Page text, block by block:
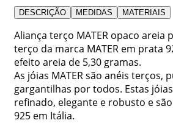
DESCRIÇÃO MEDIDAS MATERIAIS
Aliança terço MATER opaco areia
terço da marca MATER em prata
efeito areia de 5,30 gramas.
As jóias MATER são anéis terços,
gargantilhas por todos. Estas
refinado, elegante e robusto e
925 em Itália.